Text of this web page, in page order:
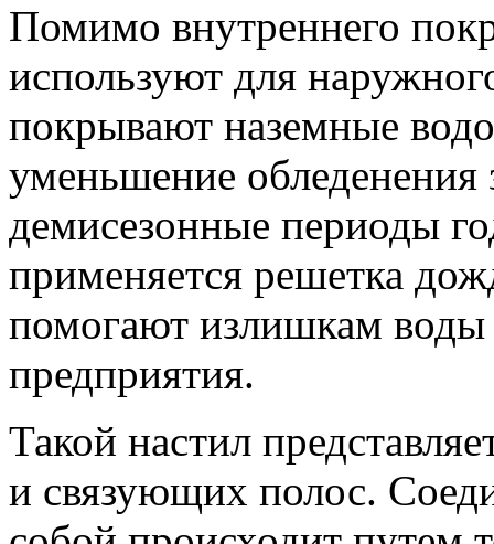
Помимо внутреннего
используют для
покрывают наземные
уменьшение
демисезонные периоды
применяется решетка
помогают излишкам воды
предприятия.
Такой настил
и связующих полос.